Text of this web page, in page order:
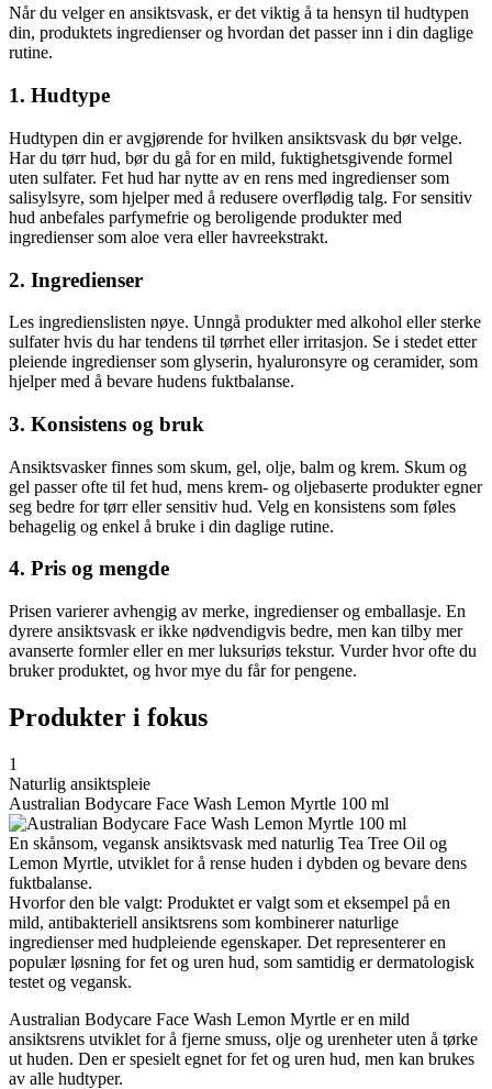
Når du velger en ansiktsvask, er det viktig å ta hensyn til hudtypen
din, produktets ingredienser og hvordan det passer inn i din daglige
rutine.
1. Hudtype
Hudtypen din er avgjørende for hvilken ansiktsvask du bør velge.
Har du tørr hud, bør du gå for en mild, fuktighetsgivende formel
uten sulfater. Fet hud har nytte av en rens med ingredienser som
salisylsyre, som hjelper med å redusere overflødig talg. For sensitiv
hud anbefales parfymefrie og beroligende produkter med
ingredienser som aloe vera eller havreekstrakt.
2. Ingredienser
Les ingredienslisten nøye. Unngå produkter med alkohol eller sterke
sulfater hvis du har tendens til tørrhet eller irritasjon. Se i stedet etter
pleiende ingredienser som glyserin, hyaluronsyre og ceramider, som
hjelper med å bevare hudens fuktbalanse.
3. Konsistens og bruk
Ansiktsvasker finnes som skum, gel, olje, balm og krem. Skum og
gel passer ofte til fet hud, mens krem- og oljebaserte produkter egner
seg bedre for tørr eller sensitiv hud. Velg en konsistens som føles
behagelig og enkel å bruke i din daglige rutine.
4. Pris og mengde
Prisen varierer avhengig av merke, ingredienser og emballasje. En
dyrere ansiktsvask er ikke nødvendigvis bedre, men kan tilby mer
avanserte formler eller en mer luksuriøs tekstur. Vurder hvor ofte du
bruker produktet, og hvor mye du får for pengene.
Produkter i fokus
1
Naturlig ansiktspleie
Australian Bodycare Face Wash Lemon Myrtle 100 ml
En skånsom, vegansk ansiktsvask med naturlig Tea Tree Oil og
Lemon Myrtle, utviklet for å rense huden i dybden og bevare dens
fuktbalanse.
Hvorfor den ble valgt: Produktet er valgt som et eksempel på en
mild, antibakteriell ansiktsrens som kombinerer naturlige
ingredienser med hudpleiende egenskaper. Det representerer en
populær løsning for fet og uren hud, som samtidig er dermatologisk
testet og vegansk.
Australian Bodycare Face Wash Lemon Myrtle er en mild
ansiktsrens utviklet for å fjerne smuss, olje og urenheter uten å tørke
ut huden. Den er spesielt egnet for fet og uren hud, men kan brukes
av alle hudtyper.